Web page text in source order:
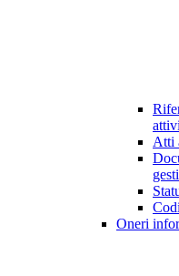
Atti
Oneri